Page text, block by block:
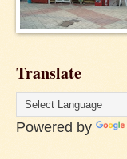
Translate
Powered by